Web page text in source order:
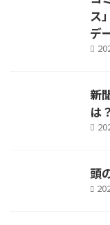
ス
デ
新
は
頭